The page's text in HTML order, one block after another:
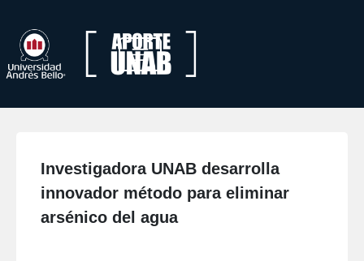
Investigadora UNAB desarrolla
innovador método para eliminar
arsénico del agua